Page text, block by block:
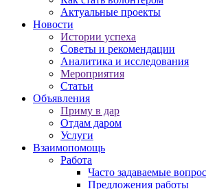
Актуальные проекты
Новости
Истории успеха
Советы и рекомендации
Аналитика и исследования
Мероприятия
Статьи
Объявления
Приму в дар
Отдам даром
Услуги
Взаимопомощь
Работа
Часто задаваемые
Предложения работы